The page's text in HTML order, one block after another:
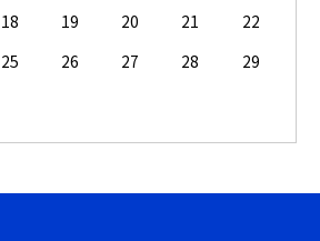
18 19 20 21
22
25 26 27 28
29